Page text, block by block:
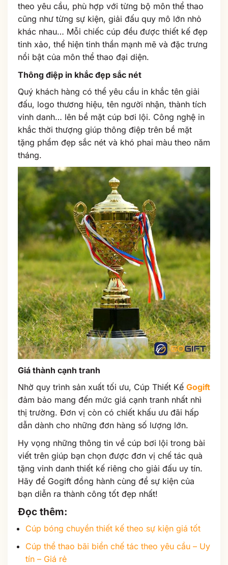
theo yêu cầu, phù hợp với từng bộ môn thể thao
cũng như từng sự kiện, giải đấu quy mô lớn nhỏ
khác nhau… Mỗi chiếc cúp đều được thiết kế đẹp
tinh xảo, thể hiện tinh thần mạnh mẽ và đặc trưng
nổi bật của môn thể thao đại diện.
Thông điệp in khắc đẹp sắc nét
Quý khách hàng có thể yêu cầu in khắc tên giải
đấu, logo thương hiệu, tên người nhận, thành tích
vinh danh… lên bề mặt cúp bơi lội. Công nghệ in
khắc thời thượng giúp thông điệp trên bề mặt
tặng phẩm đẹp sắc nét và khó phai màu theo năm
tháng.
Giá thành cạnh tranh
Nhờ quy trình sản xuất tối ưu, Cúp Thiết Kế Gogift
đảm bảo mang đến mức giá cạnh tranh nhất nhì
thị trường. Đơn vị còn có chiết khấu ưu đãi hấp
dẫn dành cho những đơn hàng số lượng lớn.
Hy vọng những thông tin về cúp bơi lội trong bài
viết trên giúp bạn chọn được đơn vị chế tác quà
tặng vinh danh thiết kế riêng cho giải đấu uy tín.
Hãy để Gogift đồng hành cùng để sự kiện của
bạn diễn ra thành công tốt đẹp nhất!
Đọc thêm:
Cúp bóng chuyền thiết kế theo sự kiện giá tốt
Cúp thể thao bãi biển chế tác theo yêu cầu – Uy
tín – Giá rẻ